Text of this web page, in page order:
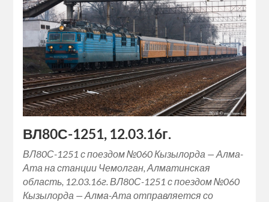
ВЛ80С-1251, 12.03.16г.
ВЛ80С-1251 с поездом №060 Кызылорда — Алма-
Ата на станции Чемолган, Алматинская
область, 12.03.16г. ВЛ80С-1251 с поездом №060
Кызылорда — Алма-Ата отправляется со